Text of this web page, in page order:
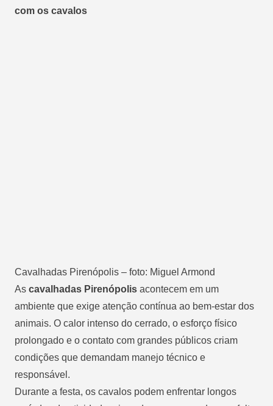
com os cavalos
Cavalhadas Pirenópolis – foto: Miguel Armond
As cavalhadas Pirenópolis acontecem em um
ambiente que exige atenção contínua ao bem-estar dos
animais. O calor intenso do cerrado, o esforço físico
prolongado e o contato com grandes públicos criam
condições que demandam manejo técnico e
responsável.
Durante a festa, os cavalos podem enfrentar longos